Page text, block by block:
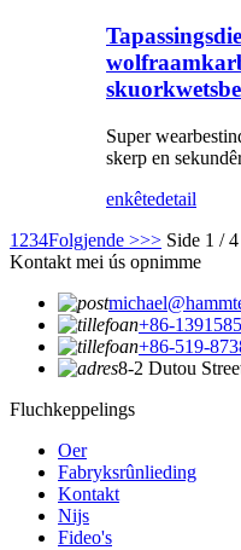
Super
skerp en
enkêtedetail
1 234Folgjende >>> Side 1 / 4
Kontakt mei ús opnimme
+86-
+86-519-
8-2 Dutou
Fluchkeppelings
Oer
Fabryksrûnlieding
Kontakt
Nijs
Fideo's